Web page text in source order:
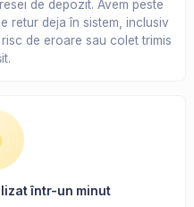
de depozit. Avem peste
retur deja în sistem, inclusiv
de eroare sau colet trimis
într-un minut